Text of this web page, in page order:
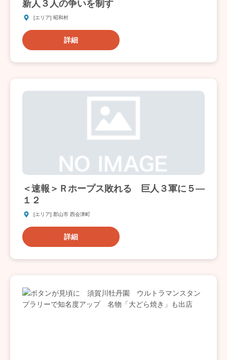
新人３人の争いを制す
[エリア] 昭和村
詳細
＜速報＞Ｒホープス敗れる 巨人３軍に５―
１２
[エリア] 郡山市 西会津町
詳細